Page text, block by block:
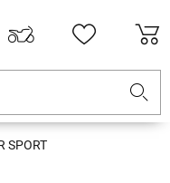
SPORT